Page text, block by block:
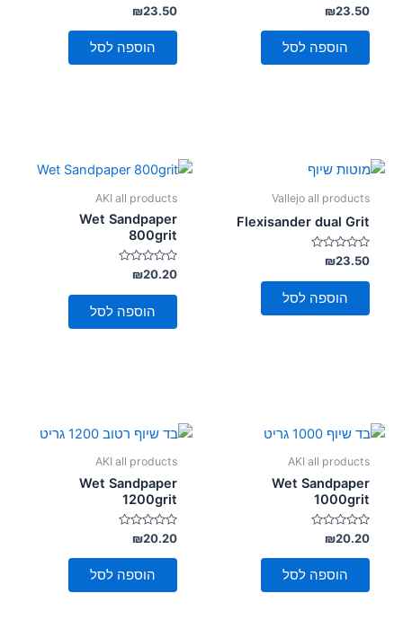
font_download סמן קישורים
דורג
0
מתוך
₪23.50
הוספה לסל
דורג
0
מתוך
₪23.50
הוספה לסל
Vallejo all products
Flexisander dual Grit
דורג
0
מתוך
₪23.50
הוספה לסל
AKI all products
Wet Sandpaper
800grit
דורג
0
מתוך
₪20.20
הוספה לסל
AKI all products
Wet Sandpaper
1000grit
דורג
0
מתוך
₪20.20
הוספה לסל
AKI all products
Wet Sandpaper
1200grit
דורג
0
מתוך
₪20.20
הוספה לסל